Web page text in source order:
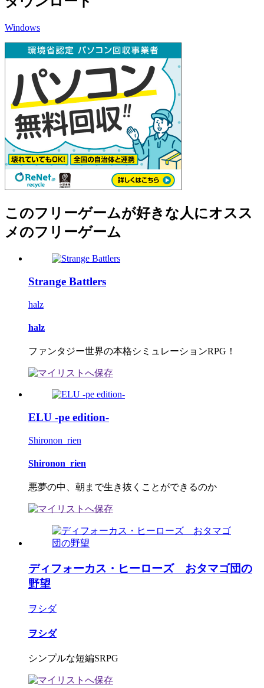
Windows
このフリーゲームが好きな人にオスス
メのフリーゲーム
Strange Battlers
halz
halz
ファンタジー世界の本格シミュレーションRPG！
ELU -pe edition-
Shironon_rien
Shironon_rien
悪夢の中、朝まで生き抜くことができるのか
ディフォーカス・ヒーローズ おタマゴ団の
野望
ヲシダ
ヲシダ
シンプルな短編SRPG